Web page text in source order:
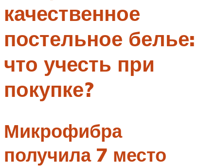
Меню
качественное
постельное белье:
что учесть при
покупке?
Микрофибра
получила 7 место